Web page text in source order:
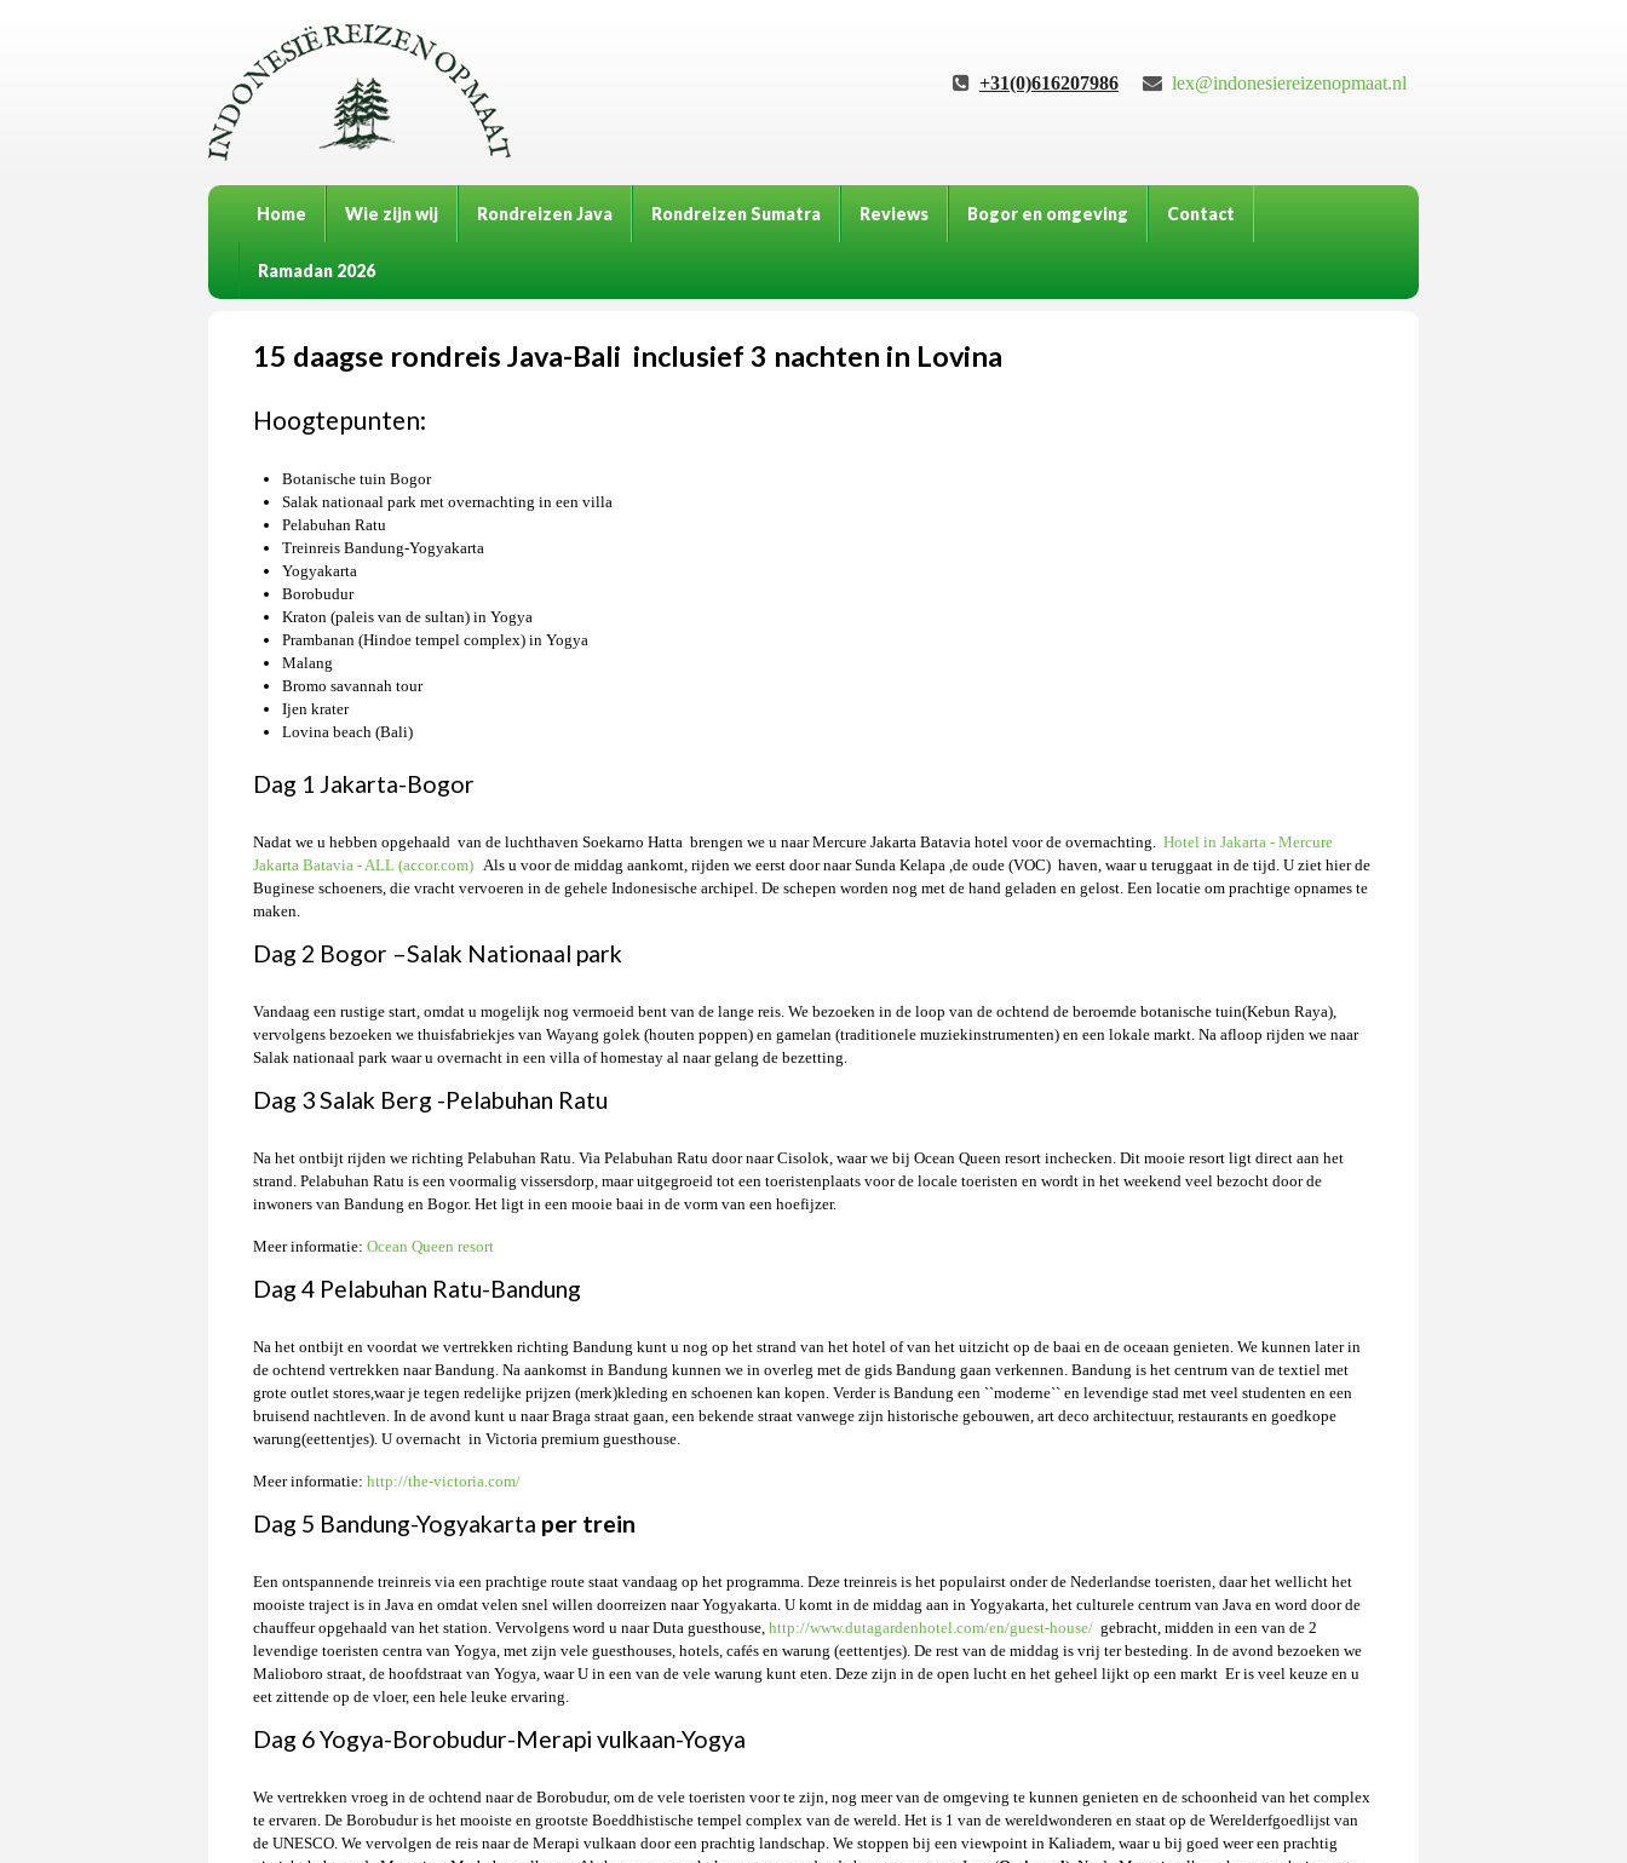
lex@indonesiereizenopmaat.nl
+31(0)616207986
Home Wie zijn wij Rondreizen Java Rondreizen Sumatra Reviews Bogor en omgeving Contact
Ramadan 2026
15 daagse rondreis Java-Bali inclusief 3 nachten in Lovina
Hoogtepunten:
Botanische tuin Bogor
Salak nationaal park met overnachting in een villa
Pelabuhan Ratu
Treinreis Bandung-Yogyakarta
Yogyakarta
Borobudur
Kraton (paleis van de sultan) in Yogya
Prambanan (Hindoe tempel complex) in Yogya
Malang
Bromo savannah tour
Ijen krater
Lovina beach (Bali)
Dag 1 Jakarta-Bogor
Nadat we u hebben opgehaald van de luchthaven Soekarno Hatta brengen we u naar Mercure Jakarta Batavia hotel voor de overnachting. Hotel in Jakarta - Mercure
Jakarta Batavia - ALL (accor.com) Als u voor de middag aankomt, rijden we eerst door naar Sunda Kelapa ,de oude (VOC) haven, waar u teruggaat in de tijd. U ziet hier de
Buginese schoeners, die vracht vervoeren in de gehele Indonesische archipel. De schepen worden nog met de hand geladen en gelost. Een locatie om prachtige opnames te
maken.
Dag 2 Bogor –Salak Nationaal park
Vandaag een rustige start, omdat u mogelijk nog vermoeid bent van de lange reis. We bezoeken in de loop van de ochtend de beroemde botanische tuin(Kebun Raya),
vervolgens bezoeken we thuisfabriekjes van Wayang golek (houten poppen) en gamelan (traditionele muziekinstrumenten) en een lokale markt. Na afloop rijden we naar
Salak nationaal park waar u overnacht in een villa of homestay al naar gelang de bezetting.
Dag 3 Salak Berg -Pelabuhan Ratu
Na het ontbijt rijden we richting Pelabuhan Ratu. Via Pelabuhan Ratu door naar Cisolok, waar we bij Ocean Queen resort inchecken. Dit mooie resort ligt direct aan het
strand. Pelabuhan Ratu is een voormalig vissersdorp, maar uitgegroeid tot een toeristenplaats voor de locale toeristen en wordt in het weekend veel bezocht door de
inwoners van Bandung en Bogor. Het ligt in een mooie baai in de vorm van een hoefijzer.
Meer informatie: Ocean Queen resort
Dag 4 Pelabuhan Ratu-Bandung
Na het ontbijt en voordat we vertrekken richting Bandung kunt u nog op het strand van het hotel of van het uitzicht op de baai en de oceaan genieten. We kunnen later in
de ochtend vertrekken naar Bandung. Na aankomst in Bandung kunnen we in overleg met de gids Bandung gaan verkennen. Bandung is het centrum van de textiel met
grote outlet stores,waar je tegen redelijke prijzen (merk)kleding en schoenen kan kopen. Verder is Bandung een ``moderne`` en levendige stad met veel studenten en een
bruisend nachtleven. In de avond kunt u naar Braga straat gaan, een bekende straat vanwege zijn historische gebouwen, art deco architectuur, restaurants en goedkope
warung(eettentjes). U overnacht in Victoria premium guesthouse.
Meer informatie: http://the-victoria.com/
Dag 5 Bandung-Yogyakarta per trein
Een ontspannende treinreis via een prachtige route staat vandaag op het programma. Deze treinreis is het populairst onder de Nederlandse toeristen, daar het wellicht het
mooiste traject is in Java en omdat velen snel willen doorreizen naar Yogyakarta. U komt in de middag aan in Yogyakarta, het culturele centrum van Java en word door de
chauffeur opgehaald van het station. Vervolgens word u naar Duta guesthouse, http://www.dutagardenhotel.com/en/guest-house/ gebracht, midden in een van de 2
levendige toeristen centra van Yogya, met zijn vele guesthouses, hotels, cafés en warung (eettentjes). De rest van de middag is vrij ter besteding. In de avond bezoeken we
Malioboro straat, de hoofdstraat van Yogya, waar U in een van de vele warung kunt eten. Deze zijn in de open lucht en het geheel lijkt op een markt Er is veel keuze en u
eet zittende op de vloer, een hele leuke ervaring.
Dag 6 Yogya-Borobudur-Merapi vulkaan-Yogya
We vertrekken vroeg in de ochtend naar de Borobudur, om de vele toeristen voor te zijn, nog meer van de omgeving te kunnen genieten en de schoonheid van het complex
te ervaren. De Borobudur is het mooiste en grootste Boeddhistische tempel complex van de wereld. Het is 1 van de wereldwonderen en staat op de Werelderfgoedlijst van
de UNESCO. We vervolgen de reis naar de Merapi vulkaan door een prachtig landschap. We stoppen bij een viewpoint in Kaliadem, waar u bij goed weer een prachtig